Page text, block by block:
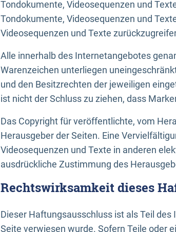
Tondokumente, Videosequenzen und
Tondokumente, Videosequenzen und
Videosequenzen und Texte
Alle innerhalb des Internetangebotes
Warenzeichen unterliegen
und den Besitzrechten der jeweiligen
ist nicht der Schluss zu ziehen, dass
Das Copyright für veröffentlichte, vom
Herausgeber der Seiten. Eine
Videosequenzen und Texte in anderen
ausdrückliche Zustimmung des
Rechtswirksamkeit dieses
Dieser Haftungsausschluss ist als Teil
Seite verwiesen wurde. Sofern Teile oder